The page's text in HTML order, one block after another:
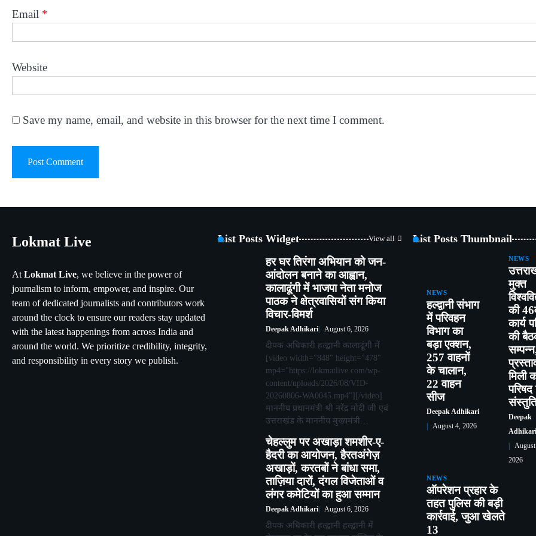
Email *
Website
Save my name, email, and website in this browser for the next time I comment.
Lokmat Live
AtLokmat Live, we believe in the power of
journalism to inform, empower, and inspire. Our
team of dedicated journalists and contributors work
around the clock to ensure our readers stay updated
with the latest happenings from across India and
around the world. We prioritize credibility, integrity,
and responsibility in every story we publish.
List Posts Widget View all
हर घर तिरंगा अभियान को जन-
आंदोलन बनाने का आह्वान,
कालाढूंगी में भाजपा नेता मनोज
पाठक ने क्षेत्रवासियों संग किया
विचार-विमर्श
Deepak Adhikari August 6, 2026
दीपक अधिकारी हल्द्वानी कालाढूंगी में
[video width="848" height="478"
mp4="https://lokmatlive.com/wp-
content/uploads/2026/08/VID-
20260806-WA0045.mp4"][/video]
माननीय प्रधानमंत्री श्री नरेंद्र मोदी जी एवं
उत्तराखंड के माननीय मुख्यमंत्री…
चेहल्लुम पर अखाड़ा शमशीर-ए-
हैदरी का आयोजन, हैरतअंगेज़
अखाड़ों, करतबों ने बांधा समा,
ताज़िया दारों, दंगल विजेताओं व
लंगर कमेटियों का हुआ सम्मान
Deepak Adhikari August 6, 2026
दीपक अधिकारी हल्द्वानी हल्द्वानी में
List Posts Thumbnail
NEWS
हल्द्वानी संभाग
में परिवहन
विभाग का
बड़ा एक्शन,
257 वाहनों
के चालान,
22 वाहन
सीज
Deepak Adhikari
August 4, 2026
NEWS
मुक्त
की
कार्य
की
मिली
Deepak
Adhikari
2026
NEWS
ऑपरेशन प्रहार के
तहत पुलिस की बड़ी
कार्रवाई, जुआ खेलते
13